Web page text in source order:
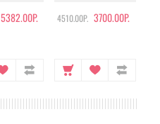
5382.00Р. 4510.00Р. 3700.00Р.